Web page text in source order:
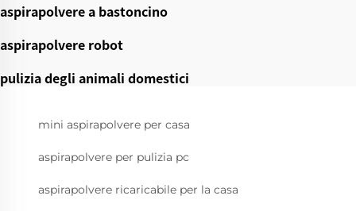
aspirapolvere a bastoncino
aspirapolvere robot
pulizia degli animali domestici
mini aspirapolvere per casa
aspirapolvere per pulizia pc
aspirapolvere ricaricabile per la casa